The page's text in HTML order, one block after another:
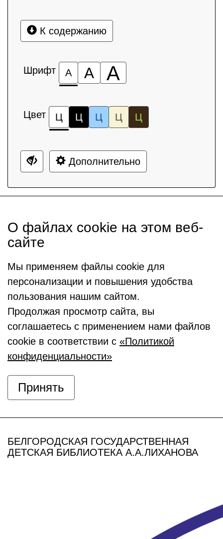
К содержанию
Шрифт А А А
Цвет Ц Ц Ц Ц Ц
Дополнительно
О файлах cookie на этом веб-
сайте
Мы применяем файлы cookie для
персонализации и повышения удобства
пользования нашим сайтом.
Продолжая просмотр сайта, вы
соглашаетесь с применением нами файлов
cookie в соответствии с «Политикой
конфиденциальности»
Принять
БЕЛГОРОДСКАЯ ГОСУДАРСТВЕННАЯ
ДЕТСКАЯ БИБЛИОТЕКА А.А.ЛИХАНОВА